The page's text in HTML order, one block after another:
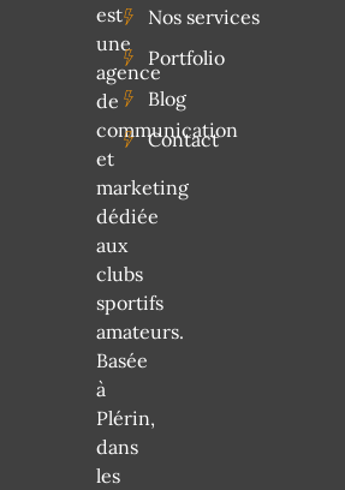
est
une
agence
de
communication
et
marketing
dédiée
aux
clubs
sportifs
amateurs.
Basée
à
Plérin,
dans
les
Nos services
Portfolio
Blog
Contact